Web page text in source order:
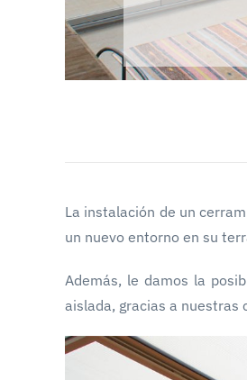
La instalación de un
un nuevo entorno en su
Además, le damos la
aislada, gracias a nuestras